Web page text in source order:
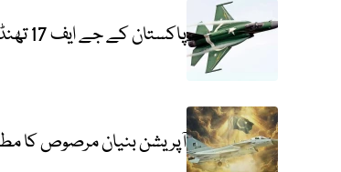
پاکستان کے جے ایف 17 تھنڈر نے بھارت کا S-400 ایئر ڈیفنس سسٹم تباہ کر دیا
آپریشن بنیان مرصوص کا